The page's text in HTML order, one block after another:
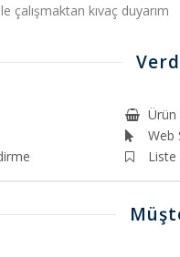
çalışmaktan kıvaç duyarım
Ürün
Web
Liste